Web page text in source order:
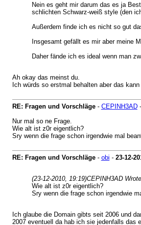
Nein es geht mir darum das es ja
schlichten Schwarz-weiß style (den
Außerdem finde ich es nicht so gut
Insgesamt gefällt es mir aber meine
Daher fände ich es ideal wenn man
Ah okay das meinst du.
Ich würds so erstmal behalten aber das
RE: Fragen und Vorschläge- CEPINH3AD-
Nur mal so ne Frage.
Wie alt ist z0r eigentlich?
Sry wenn die frage schon irgendwie mal
RE: Fragen und Vorschläge- obi - 23-12-
(23-12-2010, 19:19)CEPINH3AD
Wie alt ist z0r eigentlich?
Sry wenn die frage schon irgendwie
Ich glaube die Domain gibts seit 2006 und
2007 eventuell da hab ich sie jedenfalls das